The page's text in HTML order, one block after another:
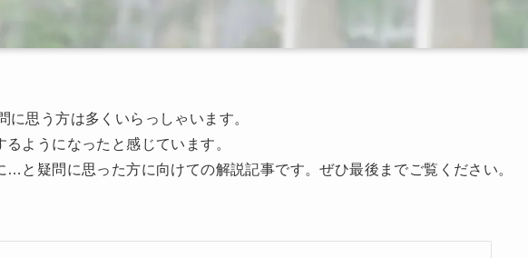
に思う方は多くいらっしゃいます。
ようになったと感じています。
と疑問に思った方に向けての解説記事です。ぜひ最後までご覧ください。